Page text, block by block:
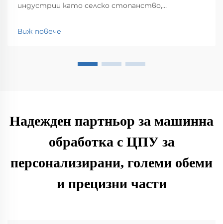
индустрии като селско стопанство,
среда, логистика и обществена безопасност.
Открийте влиянието им върху
Виж повече
Надежден партньор за машинна
обработка с ЦПУ за
персонализирани, големи обеми
и прецизни части